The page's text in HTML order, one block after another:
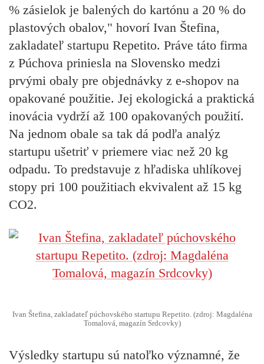
% zásielok je balených do kartónu a 20 % do
plastových obalov," hovorí Ivan Štefina,
zakladateľ startupu Repetito. Práve táto firma
z Púchova priniesla na Slovensko medzi
prvými obaly pre objednávky z e-shopov na
opakované použitie. Jej ekologická a praktická
inovácia vydrží až 100 opakovaných použití.
Na jednom obale sa tak dá podľa analýz
startupu ušetriť v priemere viac než 20 kg
odpadu. To predstavuje z hľadiska uhlíkovej
stopy pri 100 použitiach ekvivalent až 15 kg
CO2.
Ivan Štefina, zakladateľ púchovského startupu Repetito. (zdroj: Magdaléna
Tomalová, magazín Srdcovky)
Výsledky startupu sú natoľko významné, že